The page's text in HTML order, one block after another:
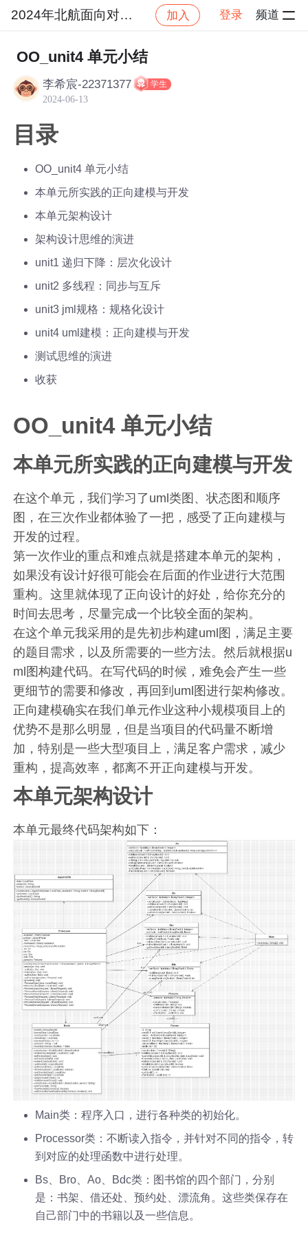
2024年北航面向对象设计与构造 加入 登录 频道
社区 2024年北航面向对象设计与构造
OO_unit4 单元小结
李希宸-22371377 学生
2024-06-13
目录
OO_unit4 单元小结
本单元所实践的正向建模与开发
本单元架构设计
架构设计思维的演进
unit1 递归下降：层次化设计
unit2 多线程：同步与互斥
unit3 jml规格：规格化设计
unit4 uml建模：正向建模与开发
测试思维的演进
收获
OO_unit4 单元小结
本单元所实践的正向建模与开发
在这个单元，我们学习了uml类图、状态图和顺序
图，在三次作业都体验了一把，感受了正向建模与
开发的过程。
第一次作业的重点和难点就是搭建本单元的架构，
如果没有设计好很可能会在后面的作业进行大范围
重构。这里就体现了正向设计的好处，给你充分的
时间去思考，尽量完成一个比较全面的架构。
在这个单元我采用的是先初步构建uml图，满足主要
的题目需求，以及所需要的一些方法。然后就根据u
ml图构建代码。在写代码的时候，难免会产生一些
更细节的需要和修改，再回到uml图进行架构修改。
正向建模确实在我们单元作业这种小规模项目上的
优势不是那么明显，但是当项目的代码量不断增
加，特别是一些大型项目上，满足客户需求，减少
重构，提高效率，都离不开正向建模与开发。
本单元架构设计
本单元最终代码架构如下：
Main类：程序入口，进行各种类的初始化。
Processor类：不断读入指令，并针对不同的指令，转
到对应的处理函数中进行处理。
Bs、Bro、Ao、Bdc类：图书馆的四个部门，分别
是：书架、借还处、预约处、漂流角。这些类保存在
自己部门中的书籍以及一些信息。